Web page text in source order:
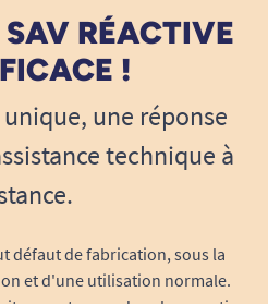
ergothérapeute m'avait
suis satisfait.
SAV RÉACTIVE
!
une réponse
technique à
défaut de fabrication, sous la
et d'une utilisation normale.